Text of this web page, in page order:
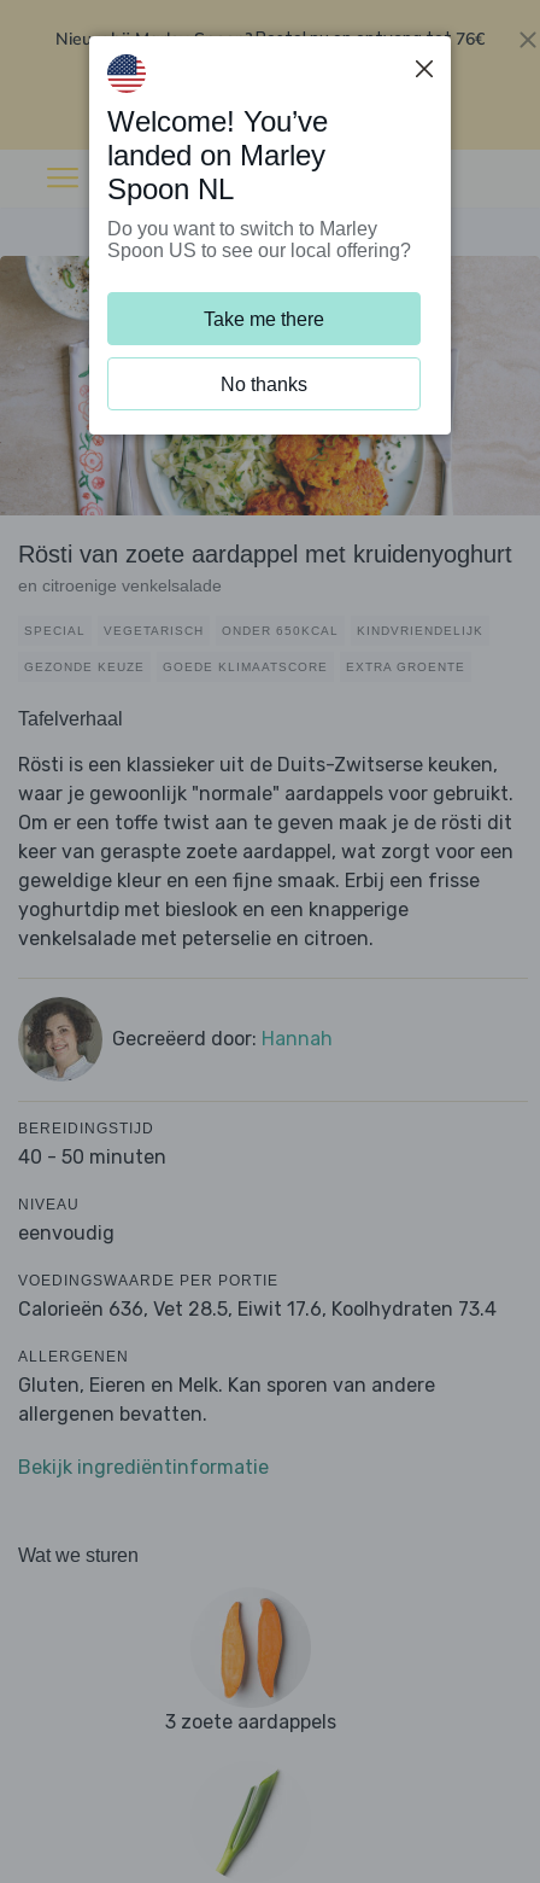
Nieuw bij Marley Spoon?Bestel nu en ontvang tot 76€
Rösti van zoete aardappel met kruidenyoghurt
en citroenige venkelsalade
SPECIAL VEGETARISCH ONDER 650KCAL KINDVRIENDELIJK
GEZONDE KEUZE GOEDE KLIMAATSCORE EXTRA GROENTE
Tafelverhaal
Rösti is een klassieker uit de Duits-Zwitserse keuken,
waar je gewoonlijk "normale" aardappels voor gebruikt.
Om er een toffe twist aan te geven maak je de rösti dit
keer van geraspte zoete aardappel, wat zorgt voor een
geweldige kleur en een fijne smaak. Erbij een frisse
yoghurtdip met bieslook en een knapperige
venkelsalade met peterselie en citroen.
Gecreëerd door: Hannah
BEREIDINGSTIJD
40 - 50 minuten
NIVEAU
eenvoudig
VOEDINGSWAARDE PER PORTIE
Calorieën 636, Vet 28.5, Eiwit 17.6, Koolhydraten 73.4
ALLERGENEN
Gluten, Eieren en Melk. Kan sporen van andere
allergenen bevatten.
Bekijk ingrediëntinformatie
Wat we sturen
3 zoete aardappels
Welcome! You’ve
landed on Marley
Spoon NL
Do you want to switch to Marley
Spoon US to see our local offering?
Take me there
No thanks